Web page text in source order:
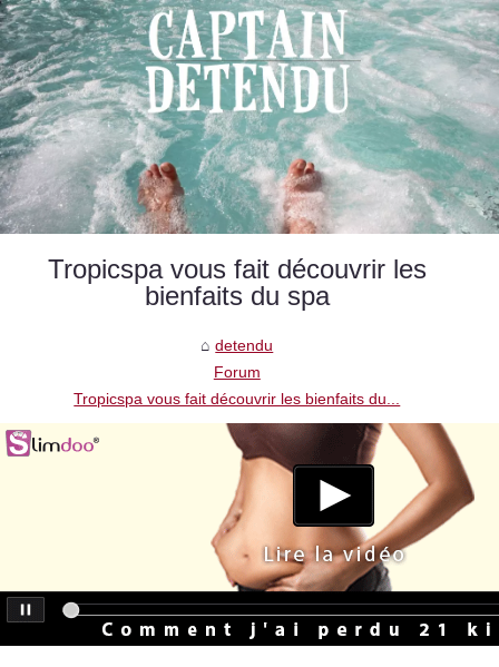
Tropicspa vous fait découvrir les
bienfaits du spa
detendu
Forum
Tropicspa vous fait découvrir les bienfaits du...